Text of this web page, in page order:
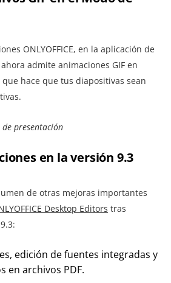
ONLYOFFICE, en la aplicación de
admite animaciones GIF en
hace que tus diapositivas sean
presentación
en la versión 9.3
de otras mejoras importantes
Desktop Editors tras
edición de fuentes integradas y
en archivos PDF.